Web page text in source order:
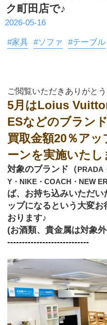
ク町田店で♪
2026-05-16
#家具 #ソファ #テーブル
ご閲覧いただきありがと
5月はLoius
ESなどのブラン
買取金額20％ア
ーンを実施いたし
対象のブランド（ PRADA
Y・NIKE・COACH・NEW
ば、お持ち込みいただ
ップになるという大変
おります♪
(お酒類、貴金属は対象
‐‐‐‐‐‐‐‐‐‐‐‐‐‐‐‐‐‐‐‐‐‐‐‐‐‐‐‐